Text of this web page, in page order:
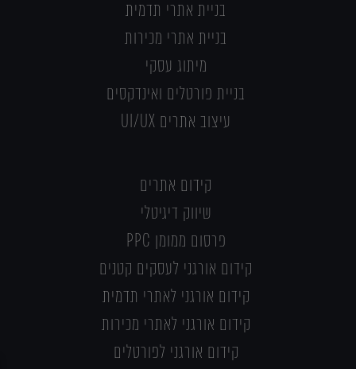
בניית אתרי תדמית
בניית אתרי מכירות
מיתוג עסקי
בניית פורטלים ואינדקסים
עיצוב אתרים UI/UX
קידום אתרים
שיווק דיגיטלי
פרסום ממומן PPC
קידום אורגני לעסקים קטנים
קידום אורגני לאתרי תדמית
קידום אורגני לאתרי מכירות
קידום אורגני לפורטלים